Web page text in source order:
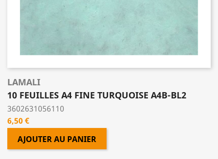
LAMALI
10 FEUILLES A4 FINE TURQUOISE A4B-BL2
3602631056110
Prix
6,50 €
AJOUTER AU PANIER